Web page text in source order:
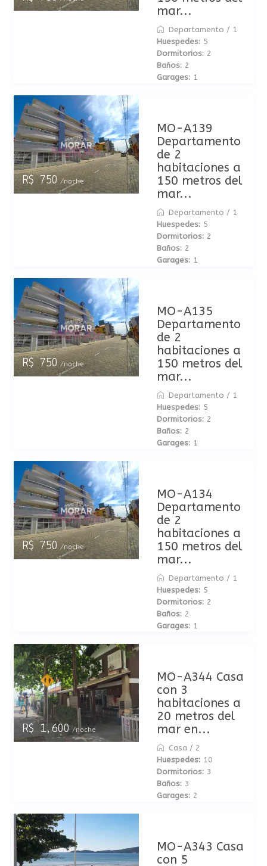
mar...
Departamento / 1
Huespedes: 5
Dormitorios: 2
Baños: 2
Garages: 1
R$ 750/noche
MO-A139
Departamento
de 2
habitaciones a
150 metros del
mar...
Departamento / 1
Huespedes: 5
Dormitorios: 2
Baños: 2
Garages: 1
R$ 750/noche
MO-A135
Departamento
de 2
habitaciones a
150 metros del
mar...
Departamento / 1
Huespedes: 5
Dormitorios: 2
Baños: 2
Garages: 1
R$ 750/noche
MO-A134
Departamento
de 2
habitaciones a
150 metros del
mar...
Departamento / 1
Huespedes: 5
Dormitorios: 2
Baños: 2
Garages: 1
R$ 1,600/noche
MO-A344 Casa
con 3
habitaciones a
20 metros del
mar en...
Casa/ 2
Huespedes: 10
Dormitorios: 3
Baños: 3
Garages: 2
MO-A343 Casa
con 5